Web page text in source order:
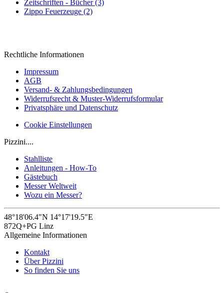
Zeitschriften - Bücher (3)
Zippo Feuerzeuge (2)
Rechtliche Informationen
Impressum
AGB
Versand- & Zahlungsbedingungen
Widerrufsrecht & Muster-Widerrufsformular
Privatsphäre und Datenschutz
Cookie Einstellungen
Pizzini....
Stahlliste
Anleitungen - How-To
Gästebuch
Messer Weltweit
Wozu ein Messer?
48°18'06.4"N 14°17'19.5"E
872Q+PG Linz
Allgemeine Informationen
Kontakt
Über Pizzini
So finden Sie uns